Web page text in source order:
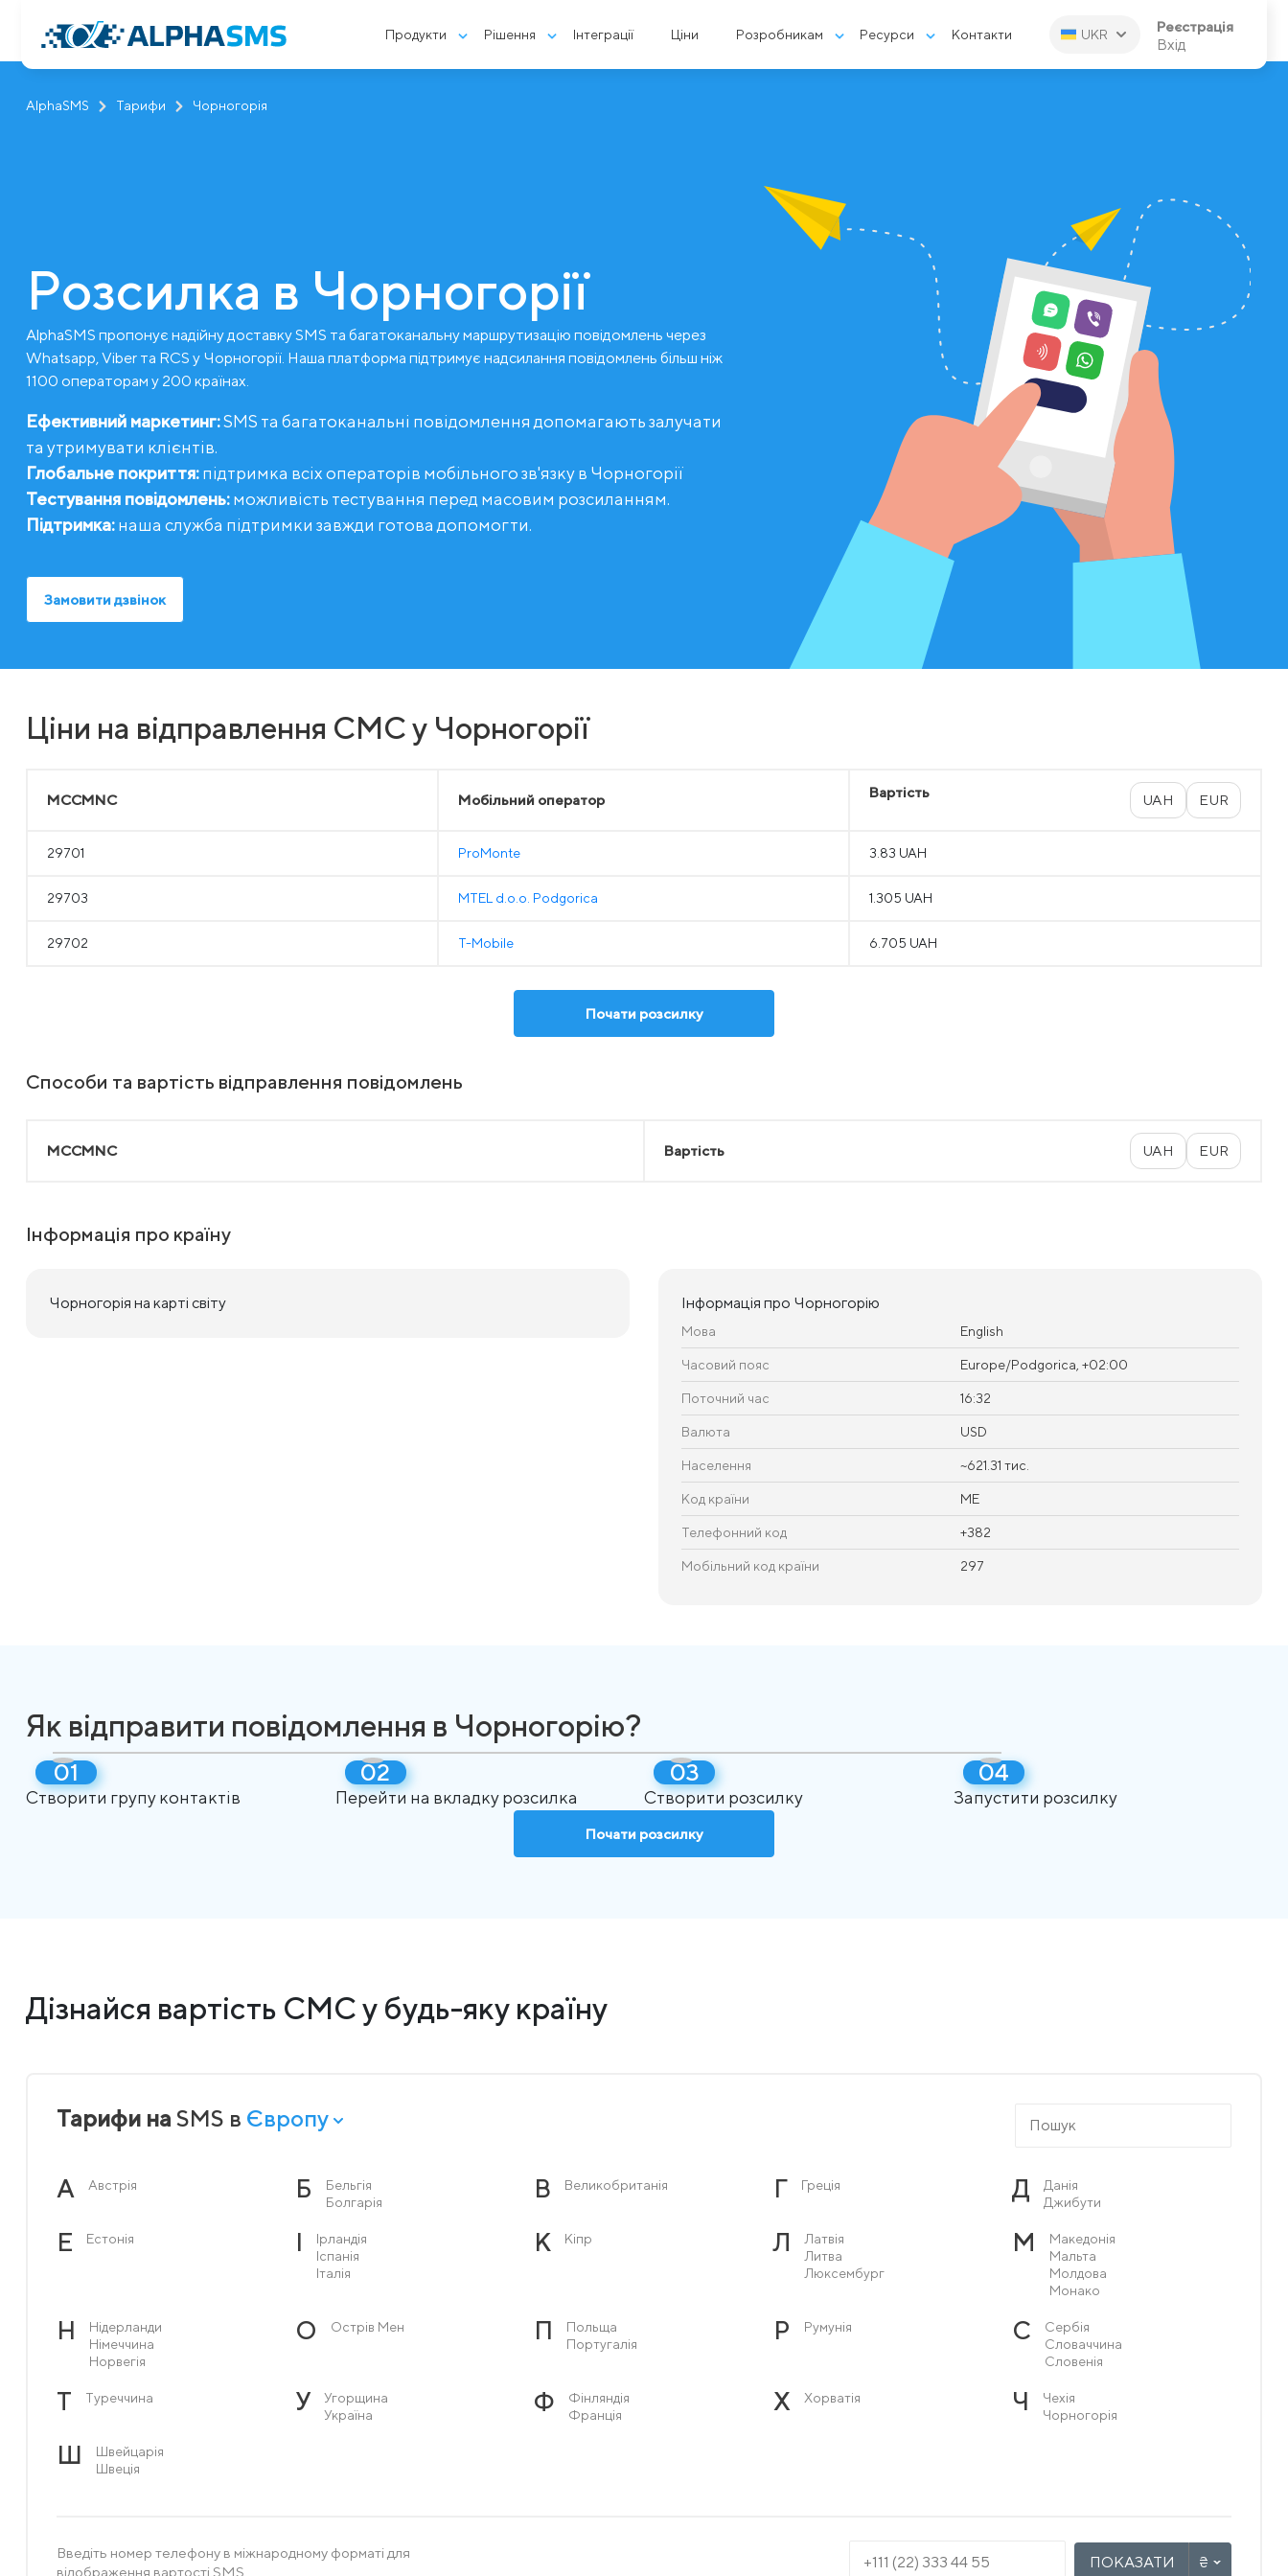
AlphaSMS Тарифи Чорногорія
Продукти Рішення Інтеграції Ціни Розробникам Ресурси Контакти UKR Реєстрація
Вхід
Розсилка в Чорногорії
AlphaSMS пропонує надійну доставку SMS та багатоканальну маршрутизацію повідомлень через
Whatsapp, Viber та RCS у Чорногорії. Наша платформа підтримує надсилання повідомлень більш ніж
1100 операторам у 200 країнах.
Ефективний маркетинг:SMS та багатоканальні повідомлення допомагають залучати
та утримувати клієнтів.
Глобальне покриття:підтримка всіх операторів мобільного зв'язку в Чорногорії
Тестування повідомлень:можливість тестування перед масовим розсиланням.
Підтримка:наша служба підтримки завжди готова допомогти.
Замовити дзвінок
Ціни на відправлення СМС у Чорногорії
MCCMNC Мобільний оператор Вартість UAH EUR
29701 ProMonte 3.83 UAH
29703 MTEL d.o.o. Podgorica 1.305 UAH
29702 T-Mobile 6.705 UAH
Почати розсилку
Способи та вартість відправлення повідомлень
MCCMNC Вартість UAH EUR
Інформація про країну
Чорногорія на карті світу Інформація про Чорногорію
Мова English
Часовий пояс Europe/Podgorica, +02:00
Поточний час 16:32
Валюта USD
Населення ~621.31 тис.
Код країни ME
Телефонний код +382
Мобільний код країни 297
Як відправити повідомлення в Чорногорію?
Створити групу контактів Перейти на вкладку розсилка Створити розсилку Запустити розсилку
Почати розсилку
Дізнайся вартість СМС у будь-яку країну
Тарифи на SMS в Європу
А Австрія Б
Бельгія
Болгарія
В Великобританія Г Греція Д
Данія
Джибути
Е Естонія І
Ірландія
Іспанія
Італія
К Кіпр Л
Латвія
Литва
Люксембург
М
Македонія
Мальта
Молдова
Монако
Н
Нідерланди
Німеччина
Норвегія
О Острів Мен П
Польща
Португалія
Р Румунія С
Сербія
Словаччина
Словенія
Т Туреччина У
Угорщина
Україна
Ф
Фінляндія
Франція
Х Хорватія Ч
Чехія
Чорногорія
Ш
Швейцарія
Швеція
Введіть номер телефону в міжнародному форматі для
відображення вартості SMS
ПОКАЗАТИ